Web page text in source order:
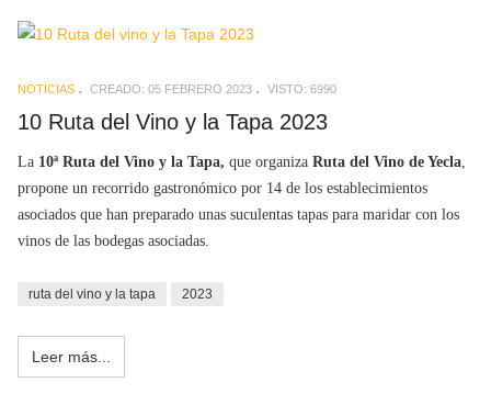
NOTICIAS CREADO: 05 FEBRERO 2023 VISTO: 6990
10 Ruta del Vino y la Tapa 2023
La 10ª Ruta del Vino y la Tapa, que organiza Ruta del Vino de Yecla
propone un recorrido gastronómico por 14 de los establecimientos
asociados que han preparado unas suculentas tapas para maridar con los
vinos de las bodegas asociadas.
ruta del vino y la tapa 2023
Leer más...